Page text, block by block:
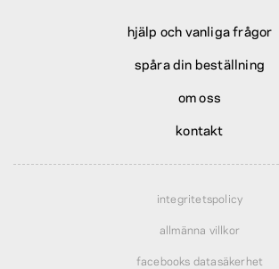
hjälp och vanliga frågor
spåra din beställning
om oss
kontakt
integritetspolicy
allmänna villkor
facebooks datasäkerhet